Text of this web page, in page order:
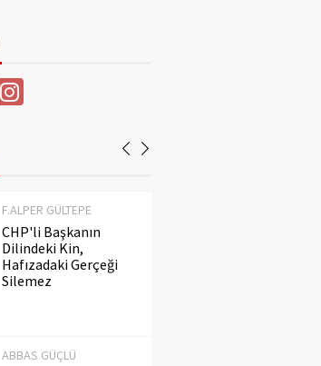
ABBAS GÜÇLÜ
Eğitim Ciddi Bir
Meseledir. Ayaküstü
F.ALPER GÜLTEPE
CHP'li Başkanın
Dilindeki Kin,
Hafızadaki Gerçeği
Silemez
ABBAS GÜÇLÜ